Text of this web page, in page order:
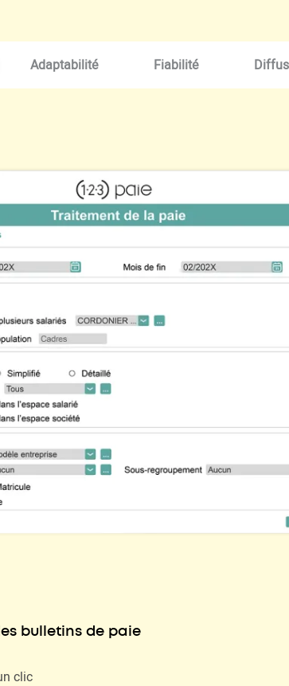
Adaptabilité Fiabilité
bulletins de paie
clic